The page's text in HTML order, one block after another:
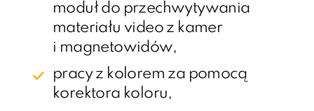
moduł do przechwytywania
materiału video z kamer
i magnetowidów,
pracy z kolorem za pomocą
korektora koloru,